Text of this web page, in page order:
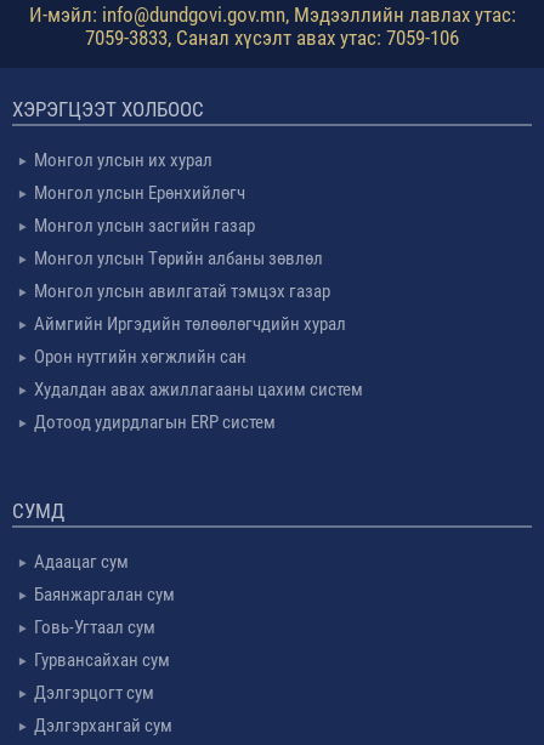
И-мэйл: info@dundgovi.gov.mn, Мэдээллийн лавлах утас:
7059-3833, Санал хүсэлт авах утас: 7059-106
ХЭРЭГЦЭЭТ ХОЛБООС
Монгол улсын их хурал
Монгол улсын Ерөнхийлөгч
Монгол улсын засгийн газар
Монгол улсын Төрийн албаны зөвлөл
Монгол улсын авилгатай тэмцэх газар
Аймгийн Иргэдийн төлөөлөгчдийн хурал
Орон нутгийн хөгжлийн сан
Худалдан авах ажиллагааны цахим систем
Дотоод удирдлагын ERP систем
СУМД
Адаацаг сум
Баянжаргалан сум
Говь-Угтаал сум
Гурвансайхан сум
Дэлгэрцогт сум
Дэлгэрхангай сум